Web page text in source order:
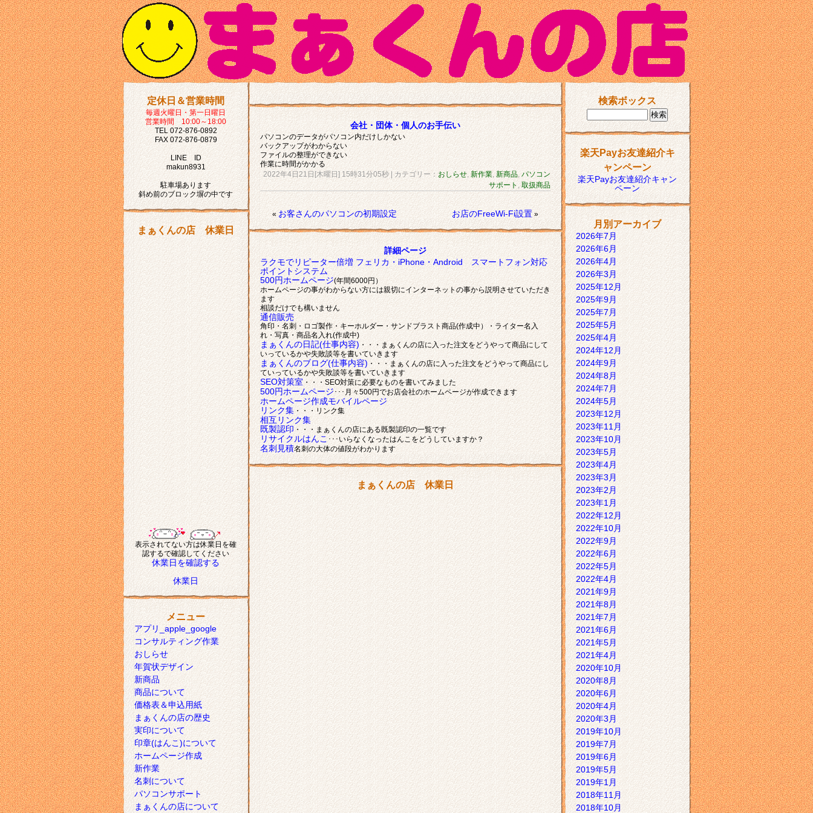
定休日＆営業時間
毎週火曜日・第一日曜日
営業時間 10:00～18:00
TEL 072-876-0892
FAX 072-876-0879
LINE ID
makun8931
駐車場あります
斜め前のブロック塀の中です
まぁくんの店 休業日
表示されてない方は休業日を確
認するで確認してください
休業日を確認する
休業日
メニュー
アプリ_apple_google
コンサルティング作業
おしらせ
年賀状デザイン
新商品
商品について
価格表＆申込用紙
まぁくんの店の歴史
実印について
印章(はんこ)について
ホームページ作成
新作業
名刺について
パソコンサポート
まぁくんの店について
会社・団体・個人のお手伝い
パソコンのデータがパソコン内だけしかない
バックアップがわからない
ファイルの整理ができない
作業に時間がかかる
2022年4日21日[木曜日] 15時31分05秒| カテゴリー：おしらせ,新作業,新商品,パソコン
サポート,取扱商品
«お客さんのパソコンの初期設定 お店のFreeWi-Fi設置»
詳細ページ
ラクモでリピーター倍増 フェリカ・iPhone・Android スマートフォン対応
ポイントシステム
500円ホームページ(年間6000円）
ホームページの事がわからない方には親切にインターネットの事から説明させていただき
ます
相談だけでも構いません
通信販売
角印・名刺・ロゴ製作・キーホルダー・サンドブラスト商品(作成中）・ライター名入
れ・写真・商品名入れ(作成中)
まぁくんの日記(仕事内容) ・・・まぁくんの店に入った注文をどうやって商品にして
いっているかや失敗談等を書いていきます
まぁくんのブログ(仕事内容)・・・まぁくんの店に入った注文をどうやって商品にし
ていっているかや失敗談等を書いていきます
SEO対策室 ・・・SEO対策に必要なものを書いてみました
500円ホームページ･･･月々500円でお店会社のホームページが作成できます
ホームページ作成モバイルページ
リンク集・・・リンク集
相互リンク集
既製認印・・・まぁくんの店にある既製認印の一覧です
リサイクルはんこ･･･いらなくなったはんこをどうしていますか？
名刺見積名刺の大体の値段がわかります
まぁくんの店 休業日
検索ボックス
楽天Payお友達紹介キ
ャンペーン
楽天Payお友達紹介キャン
ペーン
月別アーカイブ
2026年7月
2026年6月
2026年4月
2026年3月
2025年12月
2025年9月
2025年7月
2025年5月
2025年4月
2024年12月
2024年9月
2024年8月
2024年7月
2024年5月
2023年12月
2023年11月
2023年10月
2023年5月
2023年4月
2023年3月
2023年2月
2023年1月
2022年12月
2022年10月
2022年9月
2022年6月
2022年5月
2022年4月
2021年9月
2021年8月
2021年7月
2021年6月
2021年5月
2021年4月
2020年10月
2020年8月
2020年6月
2020年4月
2020年3月
2019年10月
2019年7月
2019年6月
2019年5月
2019年1月
2018年11月
2018年10月